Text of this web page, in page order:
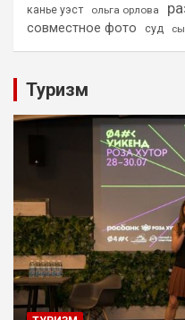
канье уэст
ольга орлова
совместное фото суд
Туризм